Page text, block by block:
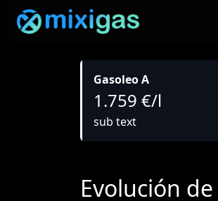
Gasoleo A
1.759 €/l
sub text
Evolución